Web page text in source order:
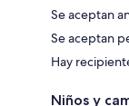
Se aceptan
Se aceptan
Hay
Niños y